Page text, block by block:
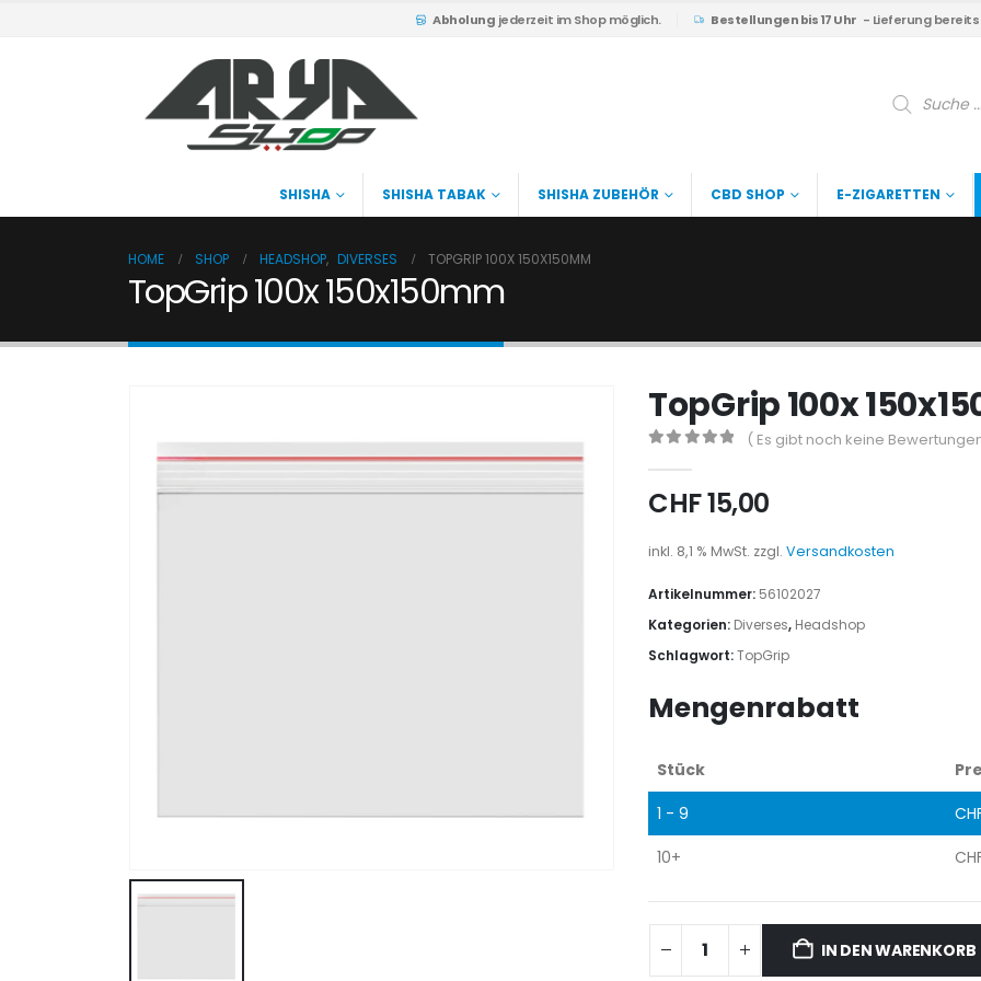
Abholung jederzeit im Shop möglich. Bestellungen bis 17 Uhr - Lieferung
Products
search
SHISHA SHISHA TABAK SHISHA ZUBEHÖR CBD SHOP E-ZIGARETTEN
HOME SHOP HEADSHOP, DIVERSES TOPGRIP 100X 150X150MM
TopGrip 100x 150x150mm
TopGrip 100x
( Es gibt noch keine
CHF15,00
inkl. 8,1 % MwSt. zzgl. Versandkosten
Artikelnummer: 56102027
Kategorien: Diverses, Headshop
Schlagwort:TopGrip
Mengenrabatt
Stück
1 - 9
10+
IN DEN WARENKORB